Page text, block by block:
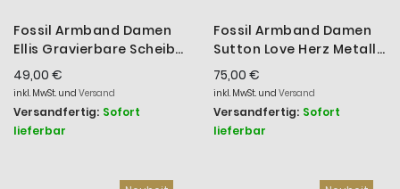
Fossil Armband Damen
Ellis Gravierbare Scheibe
Edelstahl JF04980040
49,00 €
inkl. MwSt. und Versand
Versandfertig: Sofort
lieferbar
Fossil Armband Damen
Sutton Love Herz Metall
Gold-Ton JA7303710
75,00 €
inkl. MwSt. und Versand
Versandfertig: Sofort
lieferbar